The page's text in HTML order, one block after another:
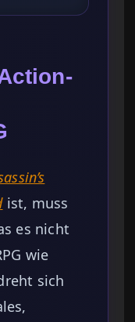
ist, muss
es nicht
wie
sich